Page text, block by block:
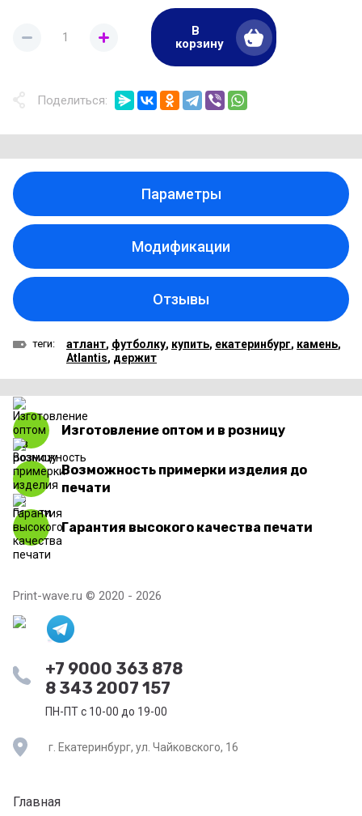
В
корзину
Поделиться:
Параметры
Модификации
Отзывы
теги: атлант, футболку, купить, екатеринбург, камень,
Atlantis, держит
Изготовление оптом и в розницу
Возможность примерки изделия до
печати
Гарантия высокого качества печати
Print-wave.ru © 2020 - 2026
+7 9000 363 878
8 343 2007 157
ПН-ПТ с 10-00 до 19-00
г. Екатеринбург, ул. Чайковского, 16
Главная